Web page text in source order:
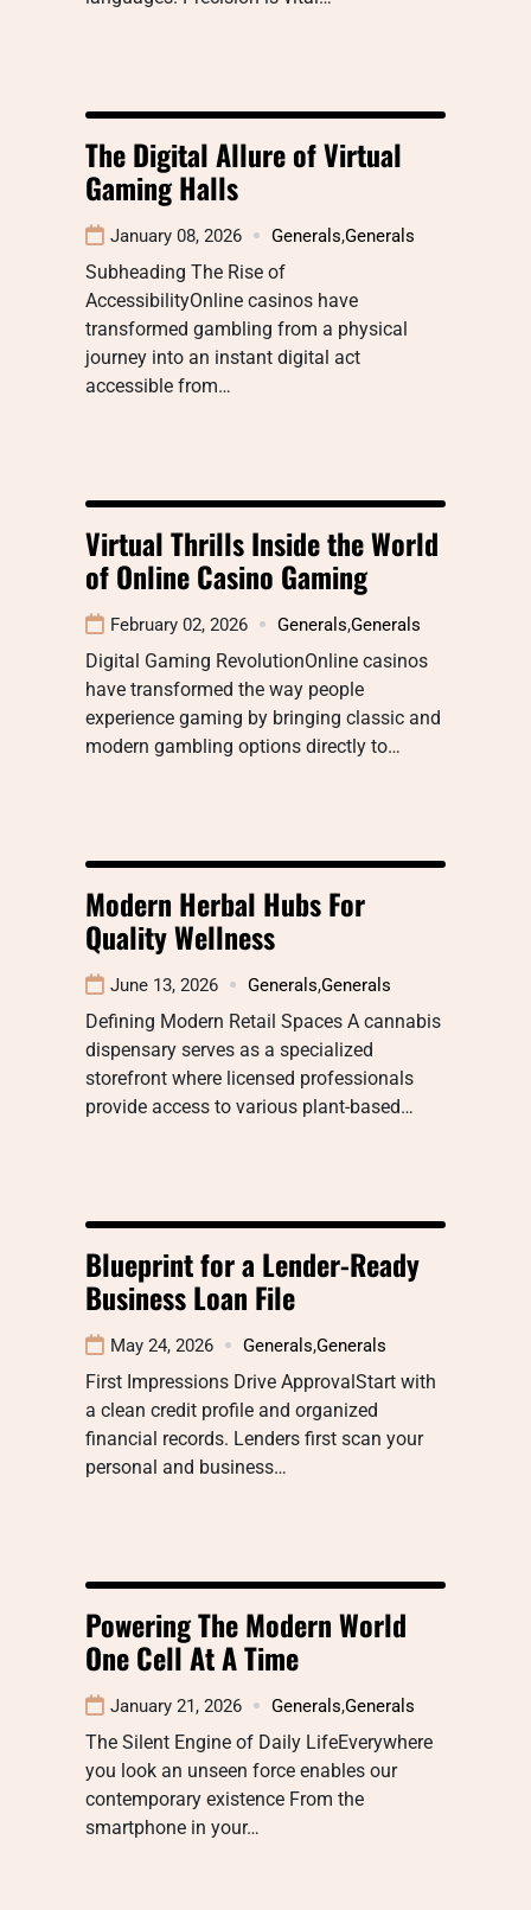
The Digital Allure of Virtual
Gaming Halls
January 08, 2026 Generals,Generals
Subheading The Rise of
AccessibilityOnline casinos have
transformed gambling from a physical
journey into an instant digital act
accessible from…
Virtual Thrills Inside the World
of Online Casino Gaming
February 02, 2026 Generals,Generals
Digital Gaming RevolutionOnline casinos
have transformed the way people
experience gaming by bringing classic and
modern gambling options directly to…
Modern Herbal Hubs For
Quality Wellness
June 13, 2026 Generals,Generals
Defining Modern Retail Spaces A cannabis
dispensary serves as a specialized
storefront where licensed professionals
provide access to various plant-based…
Blueprint for a Lender-Ready
Business Loan File
May 24, 2026 Generals,Generals
First Impressions Drive ApprovalStart with
a clean credit profile and organized
financial records. Lenders first scan your
personal and business…
Powering The Modern World
One Cell At A Time
January 21, 2026 Generals,Generals
The Silent Engine of Daily LifeEverywhere
you look an unseen force enables our
contemporary existence From the
smartphone in your…